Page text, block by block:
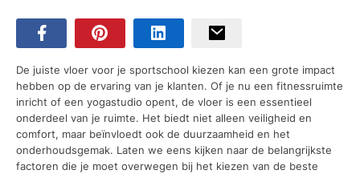
De juiste vloer voor je sportschool kiezen kan een grote impact
hebben op de ervaring van je klanten. Of je nu een fitnessruimte
inricht of een yogastudio opent, de vloer is een essentieel
onderdeel van je ruimte. Het biedt niet alleen veiligheid en
comfort, maar beïnvloedt ook de duurzaamheid en het
onderhoudsgemak. Laten we eens kijken naar de belangrijkste
factoren die je moet overwegen bij het kiezen van de beste